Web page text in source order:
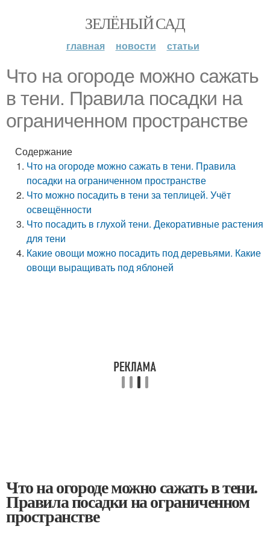
ЗЕЛЁНЫЙ САД
главная новости статьи
Что на огороде можно сажать
в тени. Правила посадки на
ограниченном пространстве
Содержание
Что на огороде можно сажать в тени. Правила
посадки на ограниченном пространстве
Что можно посадить в тени за теплицей. Учёт
освещённости
Что посадить в глухой тени. Декоративные растения
для тени
Какие овощи можно посадить под деревьями. Какие
овощи выращивать под яблоней
Что на огороде можно сажать в тени.
Правила посадки на ограниченном
пространстве